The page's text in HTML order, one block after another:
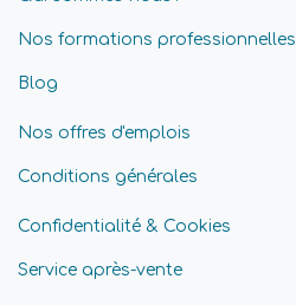
Nos formations professionnelles
Blog
Nos offres d'emplois
Conditions générales
Confidentialité & Cookies
Service après-vente